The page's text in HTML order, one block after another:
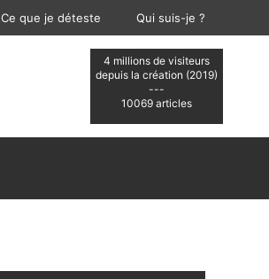
Ce que je déteste Qui suis-je ?
4 millions de visiteurs
depuis la création (2019)
---
10069 articles